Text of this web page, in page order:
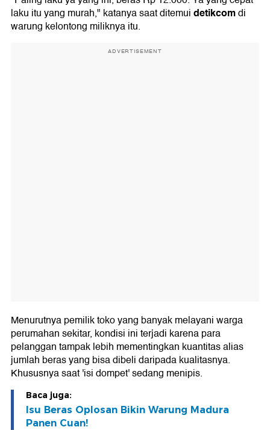
laku itu yang murah," katanya saat ditemuidetikcomdi
warung kelontong miliknya itu.
ADVERTISEMENT
Menurutnya pemilik toko yang banyak melayani warga
perumahan sekitar, kondisi ini terjadi karena para
pelanggan tampak lebih mementingkan kuantitas alias
jumlah beras yang bisa dibeli daripada kualitasnya.
Khususnya saat 'isi dompet' sedang menipis.
Baca juga:
Isu Beras Oplosan Bikin Warung Madura
Panen Cuan!